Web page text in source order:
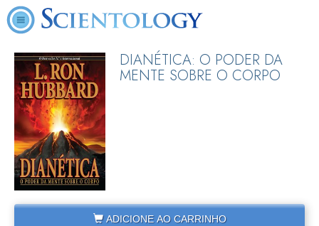
DIANÉTICA: O PODER DA
MENTE SOBRE O CORPO
ADICIONE AO CARRINHO